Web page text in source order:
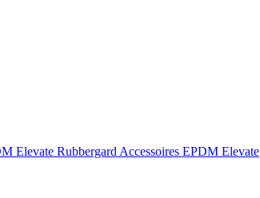
Elevate Rubbergard Accessoires EPDM Elevate